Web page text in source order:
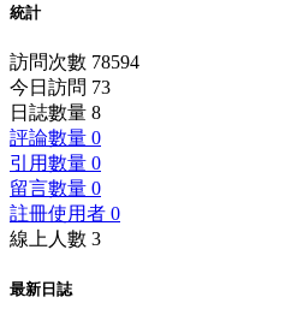
統計
訪問次數 78594
今日訪問 73
日誌數量 8
評論數量 0
引用數量 0
留言數量 0
註冊使用者 0
線上人數 3
最新日誌